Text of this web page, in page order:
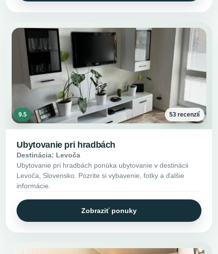
9.5 53 recenzií
Ubytovanie pri hradbách
Destinácia: Levoča
Ubytovanie pri hradbách ponúka ubytovanie v destinácii
Levoča, Slovensko. Pozrite si vybavenie, fotky a ďalšie
informácie.
Zobraziť ponuky